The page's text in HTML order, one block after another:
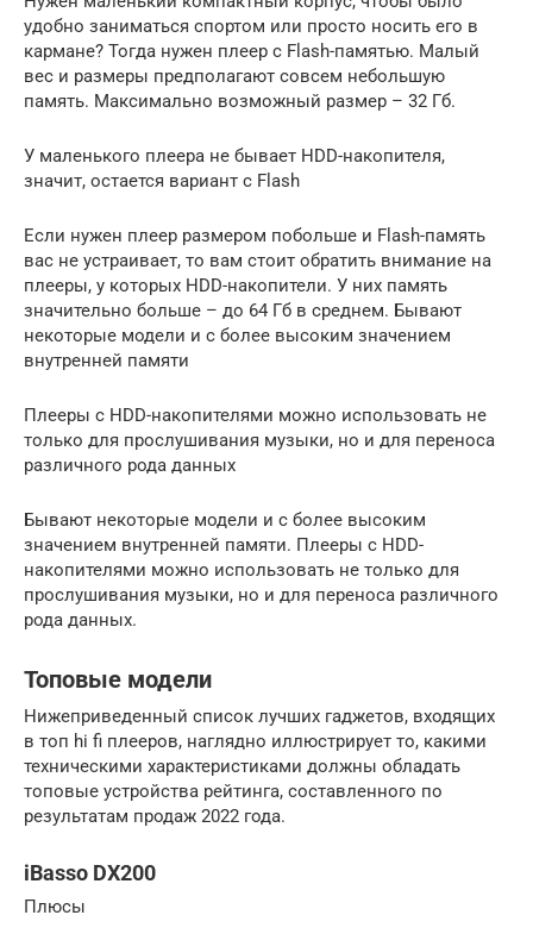
удобно заниматься спортом или просто носить его в
кармане? Тогда нужен плеер с Flash-памятью. Малый
вес и размеры предполагают совсем небольшую
память. Максимально возможный размер – 32 Гб.
У маленького плеера не бывает HDD-накопителя,
значит, остается вариант с Flash
Если нужен плеер размером побольше и Flash-память
вас не устраивает, то вам стоит обратить внимание на
плееры, у которых HDD-накопители. У них память
значительно больше – до 64 Гб в среднем. Бывают
некоторые модели и с более высоким значением
внутренней памяти
Плееры с HDD-накопителями можно использовать не
только для прослушивания музыки, но и для переноса
различного рода данных
Бывают некоторые модели и с более высоким
значением внутренней памяти. Плееры с HDD-
накопителями можно использовать не только для
прослушивания музыки, но и для переноса различного
рода данных.
Топовые модели
Нижеприведенный список лучших гаджетов, входящих
в топ hi fi плееров, наглядно иллюстрирует то, какими
техническими характеристиками должны обладать
топовые устройства рейтинга, составленного по
результатам продаж 2022 года.
iBasso DX200
Плюсы